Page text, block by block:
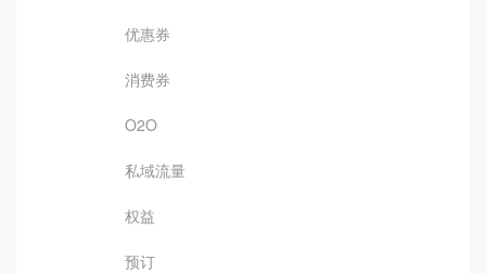
优惠券
消费券
O2O
私域流量
权益
预订